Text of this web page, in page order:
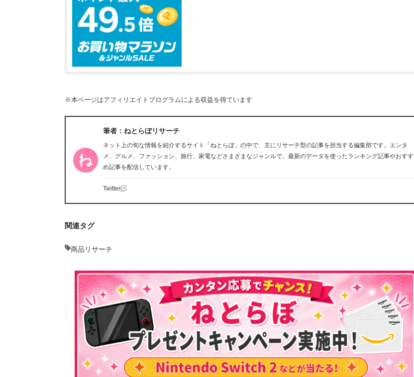
※本ページはアフィリエイトプログラムによる収益を得ています
筆者：ねとらぼリサーチ
ネット上の旬な情報を紹介するサイト「ねとらぼ」の中で、主にリサーチ型の記事を担当する編集部です。エンタ
メ、グルメ、ファッション、旅行、家電などさまざまなジャンルで、最新のデータを使ったランキング記事やおすす
め記事を配信しています。
Twitter
関連タグ
商品リサーチ